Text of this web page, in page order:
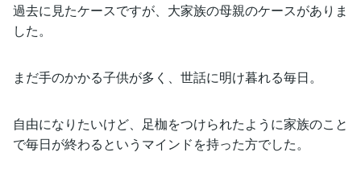
過去に見たケースですが、大家族の母親のケースがありま
した。
まだ手のかかる子供が多く、世話に明け暮れる毎日。
自由になりたいけど、足枷をつけられたように家族のこと
で毎日が終わるというマインドを持った方でした。